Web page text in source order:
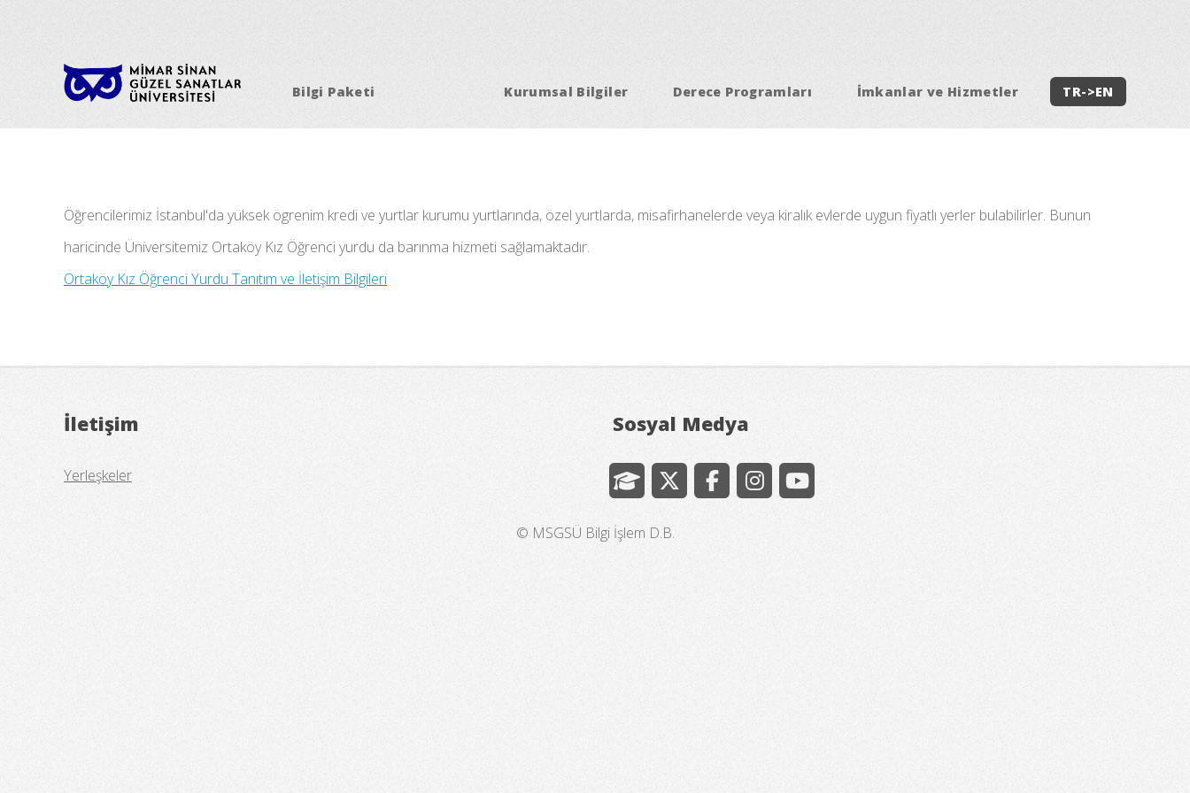
Bilgi Paketi Kurumsal Bilgiler Derece Programları İmkanlar ve Hizmetler TR->EN
Öğrencilerimiz İstanbul'da yüksek ögrenim kredi ve yurtlar kurumu yurtlarında, özel yurtlarda, misafirhanelerde veya kiralık evlerde uygun fiyatlı yerler bulabilirler. Bunun
haricinde Üniversitemiz Ortaköy Kız Öğrenci yurdu da barınma hizmeti sağlamaktadır.
Ortaköy Kız Öğrenci Yurdu Tanıtım ve İletişim Bilgileri
İletişim
Yerleşkeler
Sosyal Medya
© MSGSÜ Bilgi İşlem D.B.